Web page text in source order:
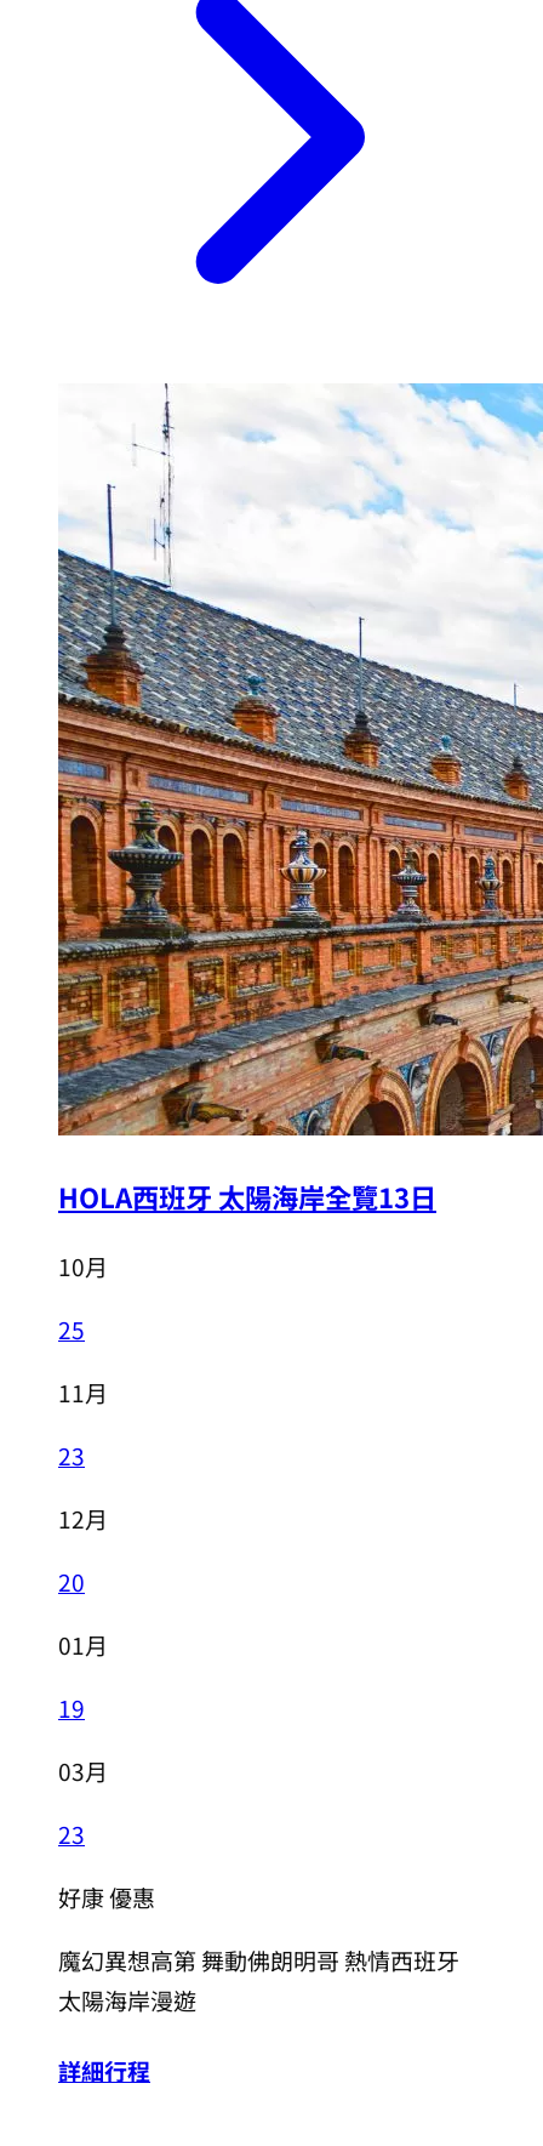
HOLA西班牙 太陽海岸全覽13日
10月
25
11月
23
12月
20
01月
19
03月
23
好康優惠
魔幻異想高第 舞動佛朗明哥 熱情西班牙
太陽海岸漫遊
詳細行程